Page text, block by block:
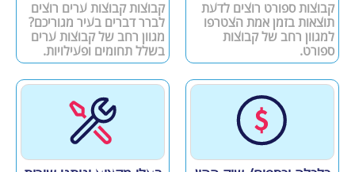
קבוצות ספורט רוצים לדעת
תוצאות בזמן אמת הצטרפו
למגוון רחב של קבוצות
ספורט.
קבוצות קבוצות ערים רוצים
לברר דברים בעיר מגוריכם?
מגוון רחב של קבוצות ערים
בשלל תחומים ופעילויות.